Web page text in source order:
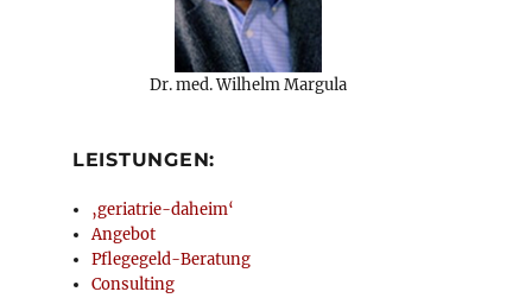
Dr. med. Wilhelm Margula
LEISTUNGEN:
‚geriatrie-daheim‘
Angebot
Pflegegeld-Beratung
Consulting